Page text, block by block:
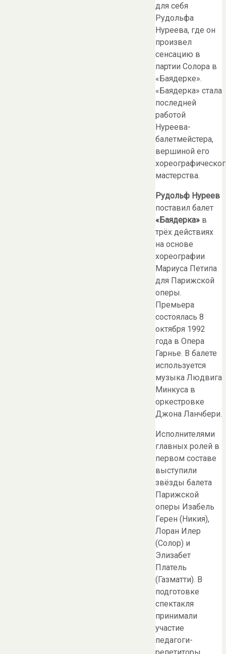
для себя
Рудольфа
Нуреева, где он
произвел
сенсацию в
партии Солора в
«Баядерке».
«Баядерка» стала
последней
работой
Нуреева-
балетмейстера,
вершиной его
мастерства.
Рудольф Нуреев
поставил балет
«Баядерка» в
трёх действиях
на основе
хореографии
Мариуса Петипа
для Парижской
оперы.
Премьера
состоялась 8
октября 1992
года в Опера
Гарнье. В балете
используется
музыка Людвига
Минкуса в
оркестровке
Джона Ланчбери.
Исполнителями
главных ролей в
первом составе
выступили
звёзды балета
Парижской
оперы Изабель
Герен (Никия),
Лоран Илер
(Солор) и
Элизабет
Платель
(Газматти). В
подготовке
спектакля
принимали
участие
педагоги-